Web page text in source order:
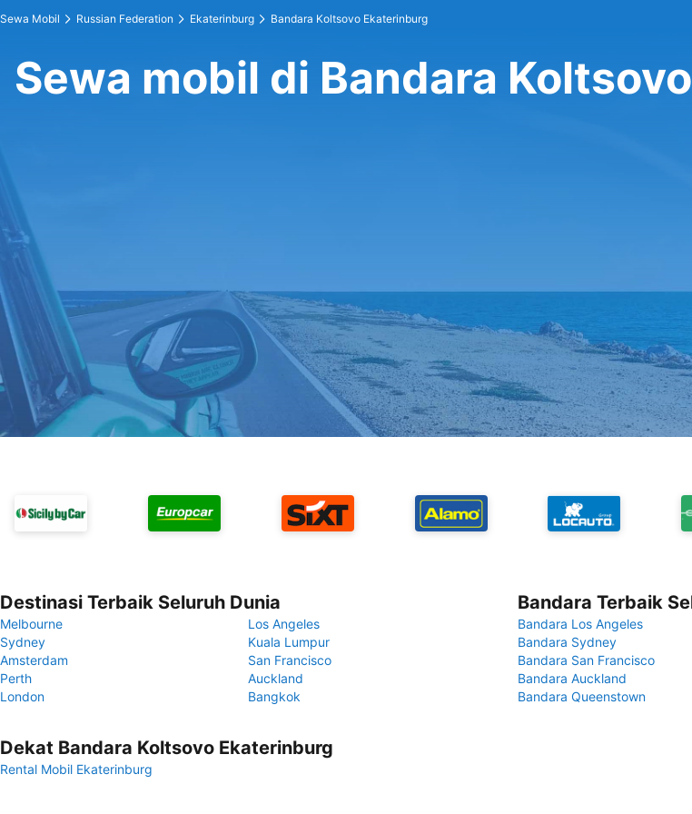
Sewa Mobil Russian Federation Ekaterinburg Bandara Koltsovo Ekaterinburg
Sewa mobil di Bandara
Destinasi Terbaik Seluruh Dunia
Melbourne
Los Angeles
Sydney
Kuala Lumpur
Amsterdam
San Francisco
Perth
Auckland
London
Bangkok
Bandara Terbaik
Bandara Los Angeles
Bandara Sydney
Bandara San Francisco
Bandara Auckland
Bandara Queenstown
Dekat Bandara Koltsovo Ekaterinburg
Rental Mobil Ekaterinburg